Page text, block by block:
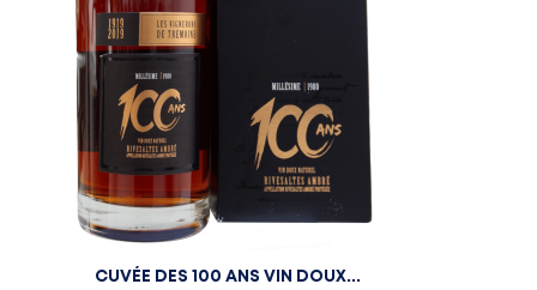
CUVÉE DES 100 ANS VIN DOUX...